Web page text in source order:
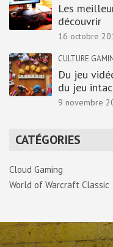
Les
découvrir
16 octobre
CULTURE
Du jeu
du jeu
9 novembre
CATÉGORIES
Cloud Gaming
World of Warcraft Classic